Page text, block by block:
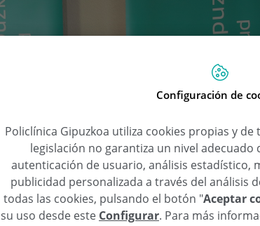
Configuración de
Policlínica Gipuzkoa utiliza cookies propias y
legislación no garantiza un nivel
autenticación de usuario, análisis estadístico,
publicidad personalizada a través del análisis
todas las cookies, pulsando el botón "Aceptar
su uso desde este Configurar. Para más